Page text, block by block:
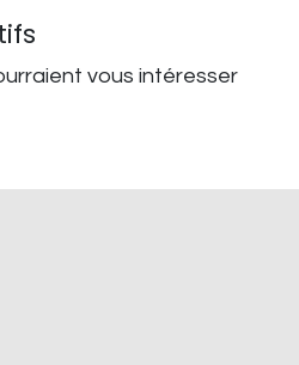
vous intéresser